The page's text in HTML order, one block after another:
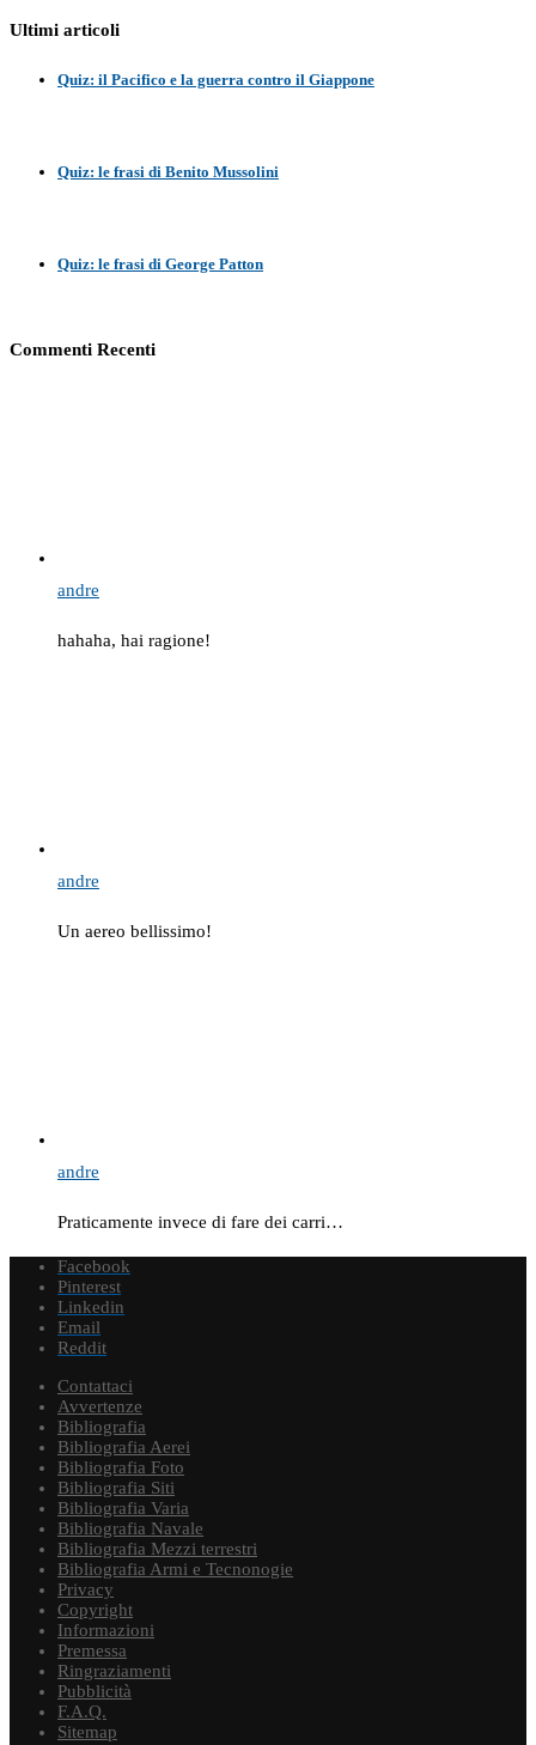
Ultimi articoli
Quiz: il Pacifico e la guerra contro il Giappone
Quiz: le frasi di Benito Mussolini
Quiz: le frasi di George Patton
Commenti Recenti
andre
hahaha, hai ragione!
andre
Un aereo bellissimo!
andre
Praticamente invece di fare dei carri…
Facebook
Pinterest
Linkedin
Email
Reddit
Contattaci
Avvertenze
Bibliografia
Bibliografia Aerei
Bibliografia Foto
Bibliografia Siti
Bibliografia Varia
Bibliografia Navale
Bibliografia Mezzi terrestri
Bibliografia Armi e Tecnonogie
Privacy
Copyright
Informazioni
Premessa
Ringraziamenti
Pubblicità
F.A.Q.
Sitemap